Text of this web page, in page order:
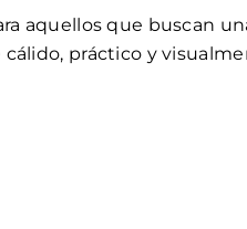
aquellos que buscan
práctico y